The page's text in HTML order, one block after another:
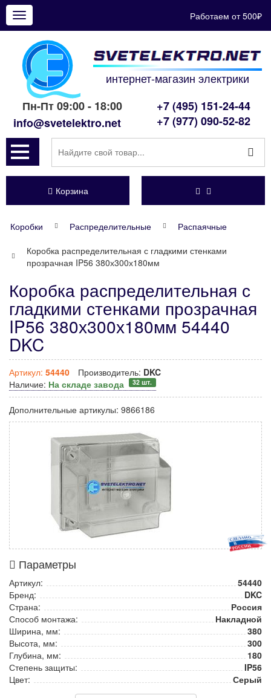
Показать
меню
Работаем от 500₽
интернет-магазин электрики
Пн-Пт 09:00 - 18:00
info@svetelektro.net
+7 (495) 151-24-44
+7 (977) 090-52-82
Корзина
Коробки Распределительные
Распаячные
Коробка распределительная с гладкими стенками
прозрачная IP56 380х300х180мм
Коробка распределительная с
гладкими стенками прозрачная
IP56 380х300х180мм 54440
DKC
Артикул: 54440 Производитель: DKC
Наличие: На складе завода 32 шт.
Дополнительные артикулы: 9866186
Параметры
Артикул:
54440
Бренд:
DKC
Страна:
Россия
Способ монтажа:
Накладной
Ширина, мм:
380
Высота, мм:
300
Глубина, мм:
180
Степень защиты:
IP56
Цвет:
Серый